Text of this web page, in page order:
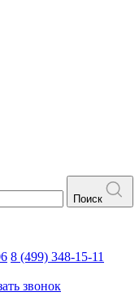
Поиск
8 (499) 348-15-11
звонок